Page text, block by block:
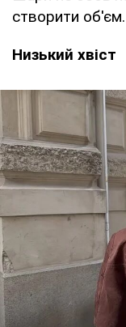
створити об'єм.
Низький хвіст